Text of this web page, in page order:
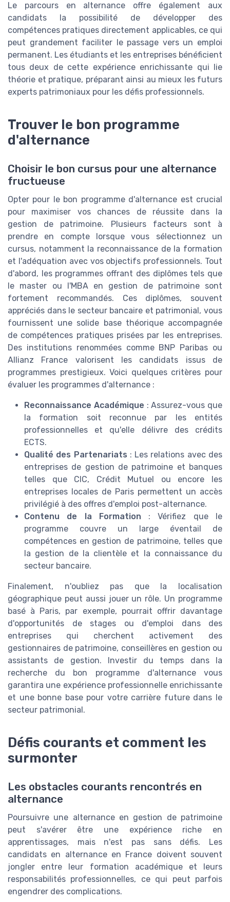
Le parcours en alternance offre également aux
candidats la possibilité de développer des
compétences pratiques directement applicables, ce qui
peut grandement faciliter le passage vers un emploi
permanent. Les étudiants et les entreprises bénéficient
tous deux de cette expérience enrichissante qui lie
théorie et pratique, préparant ainsi au mieux les futurs
experts patrimoniaux pour les défis professionnels.
Trouver le bon programme
d'alternance
Choisir le bon cursus pour une alternance
fructueuse
Opter pour le bon programme d'alternance est crucial
pour maximiser vos chances de réussite dans la
gestion de patrimoine. Plusieurs facteurs sont à
prendre en compte lorsque vous sélectionnez un
cursus, notamment la reconnaissance de la formation
et l'adéquation avec vos objectifs professionnels. Tout
d'abord, les programmes offrant des diplômes tels que
le master ou l'MBA en gestion de patrimoine sont
fortement recommandés. Ces diplômes, souvent
appréciés dans le secteur bancaire et patrimonial, vous
fournissent une solide base théorique accompagnée
de compétences pratiques prisées par les entreprises.
Des institutions renommées comme BNP Paribas ou
Allianz France valorisent les candidats issus de
programmes prestigieux. Voici quelques critères pour
évaluer les programmes d'alternance :
Reconnaissance Académique : Assurez-vous que
la formation soit reconnue par les entités
professionnelles et qu'elle délivre des crédits
ECTS.
Qualité des Partenariats : Les relations avec des
entreprises de gestion de patrimoine et banques
telles que CIC, Crédit Mutuel ou encore les
entreprises locales de Paris permettent un accès
privilégié à des offres d'emploi post-alternance.
Contenu de la Formation : Vérifiez que le
programme couvre un large éventail de
compétences en gestion de patrimoine, telles que
la gestion de la clientèle et la connaissance du
secteur bancaire.
Finalement, n'oubliez pas que la localisation
géographique peut aussi jouer un rôle. Un programme
basé à Paris, par exemple, pourrait offrir davantage
d'opportunités de stages ou d'emploi dans des
entreprises qui cherchent activement des
gestionnaires de patrimoine, conseillères en gestion ou
assistants de gestion. Investir du temps dans la
recherche du bon programme d'alternance vous
garantira une expérience professionnelle enrichissante
et une bonne base pour votre carrière future dans le
secteur patrimonial.
Défis courants et comment les
surmonter
Les obstacles courants rencontrés en
alternance
Poursuivre une alternance en gestion de patrimoine
peut s'avérer être une expérience riche en
apprentissages, mais n'est pas sans défis. Les
candidats en alternance en France doivent souvent
jongler entre leur formation académique et leurs
responsabilités professionnelles, ce qui peut parfois
engendrer des complications.